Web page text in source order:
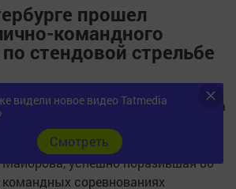
прошел
командного
стендовой стрельбе
принес сборной Татарстана
турнире среди девушек в
третью ступень пьедестала
Майорова, успешно поразившая 80
соревнованиях
видели новое видео Tatmedia
Cмотреть